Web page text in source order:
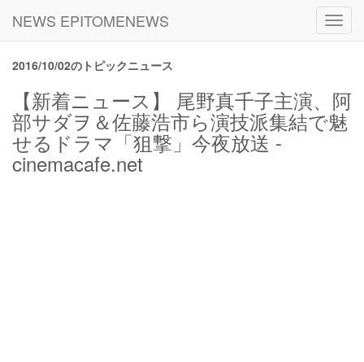
NEWS EPITOMENEWS
2016/10/02のトピックニュース
【新着ニュース】 尾野真千子主演、阿
部サダヲ＆佐藤浩市ら演技派集結で魅
せるドラマ「狙撃」今夜放送 -
cinemacafe.net